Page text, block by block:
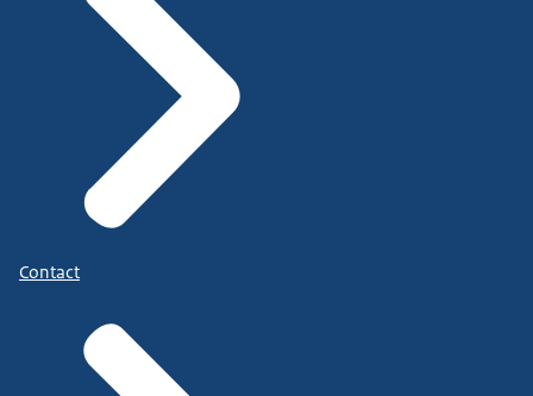
Contact